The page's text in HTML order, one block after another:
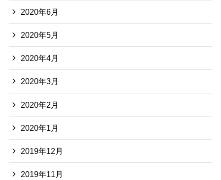
2020年6月
2020年5月
2020年4月
2020年3月
2020年2月
2020年1月
2019年12月
2019年11月